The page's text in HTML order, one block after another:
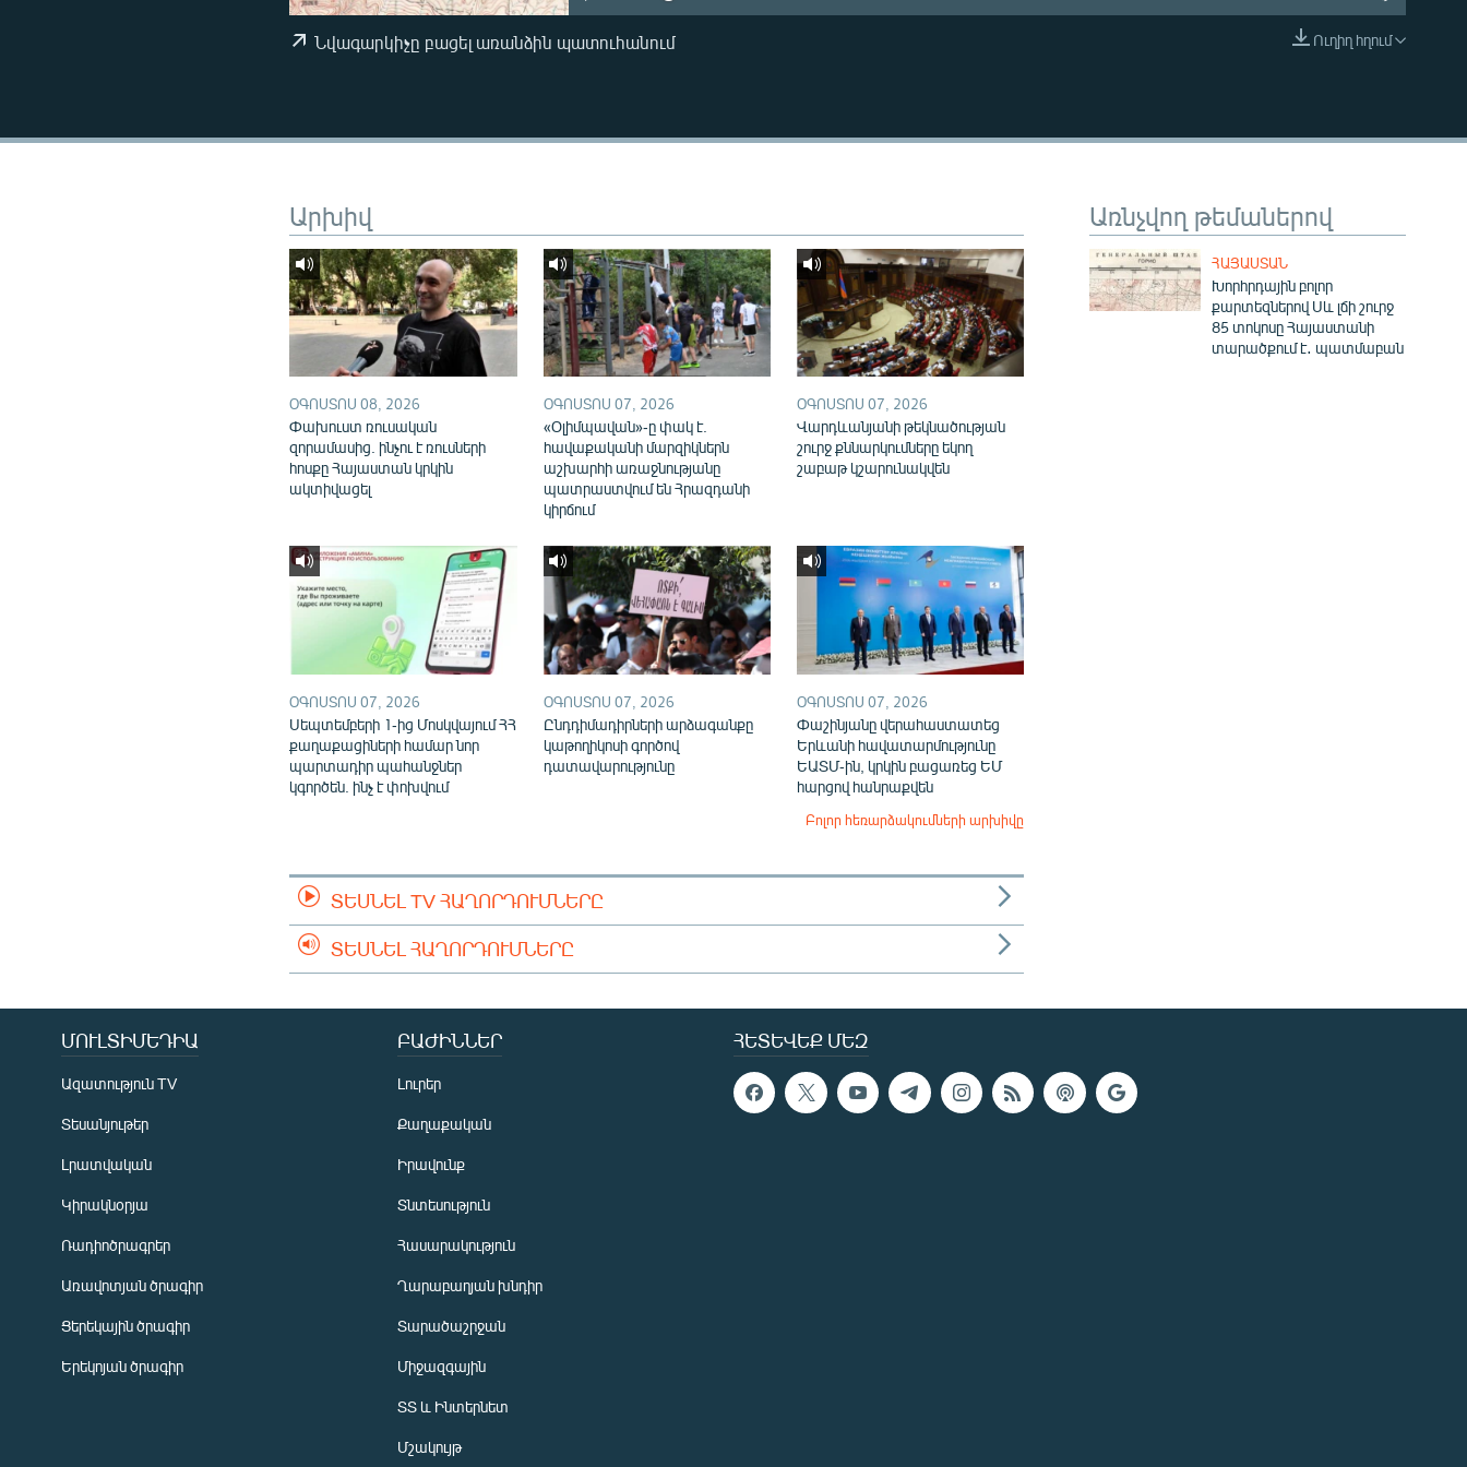
EMBED
Ուղիղ հղում
Նվագարկիչը բացել առանձին պատուհանում
Առնչվող թեմաներով
ՀԱՅԱՍՏԱՆ
Խորհրդային բոլոր
քարտեզներով Սև լճի շուրջ
85 տոկոսը Հայաստանի
տարածքում է․ պատմաբան
Արխիվ
ՕԳՈՍՏՈՍ 08, 2026
Փախուստ ռուսական
զորամասից. ինչու է ռուսների
հոսքը Հայաստան կրկին
ակտիվացել
ՕԳՈՍՏՈՍ 07, 2026
«Օլիմպավան»-ը փակ է.
հավաքականի մարզիկներն
աշխարհի առաջնությանը
պատրաստվում են Հրազդանի
կիրճում
ՕԳՈՍՏՈՍ 07, 2026
Վարդևանյանի թեկնածության
շուրջ քննարկումները եկող
շաբաթ կշարունակվեն
ՕԳՈՍՏՈՍ 07, 2026
Սեպտեմբերի 1-ից Մոսկվայում ՀՀ
քաղաքացիների համար նոր
պարտադիր պահանջներ
կգործեն. ինչ է փոխվում
ՕԳՈՍՏՈՍ 07, 2026
Ընդդիմադիրների արձագանքը
կաթողիկոսի գործով
դատավարությունը
ՕԳՈՍՏՈՍ 07, 2026
Փաշինյանը վերահաստատեց
Երևանի հավատարմությունը
ԵԱՏՄ-ին, կրկին բացառեց ԵՄ
հարցով հանրաքվեն
Բոլոր հեռարձակումների արխիվը
ՏԵՍՆԵԼ TV ՀԱՂՈՐԴՈՒՄՆԵՐԸ
ՏԵՍՆԵԼ ՀԱՂՈՐԴՈՒՄՆԵՐԸ
ՀԵՏԵՎԵՔ ՄԵԶ
ՄՈՒԼՏԻՄԵԴԻԱ
Ազատություն TV
Տեսանյութեր
Լրատվական
Կիրակնօրյա
Ռադիոծրագրեր
Առավոտյան ծրագիր
Ցերեկային ծրագիր
Երեկոյան ծրագիր
ԲԱԺԻՆՆԵՐ
Լուրեր
Քաղաքական
Իրավունք
Տնտեսություն
Հասարակություն
Ղարաբաղյան խնդիր
Տարածաշրջան
Միջազգային
ՏՏ և Ինտերնետ
Մշակույթ